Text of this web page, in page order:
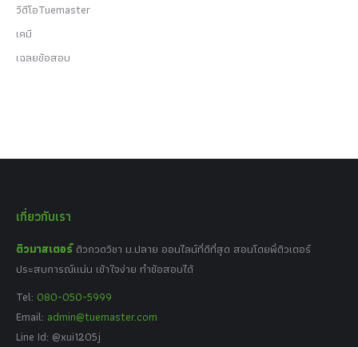
วีดีโอTuemaster
เคมี
เฉลยข้อสอบ
เกี่ยวกับเรา
ติวมาสเตอร์ ติวกวดวิชา ม.ปลาย ออนไลน์ที่ดีที่สุด สอนโดยพี่ติวเตอร์
ประสบการณ์แน่น เข้าใจง่าย ทำข้อสอบได้
Tel: 080-050-5999
Email: admin@tuemaster.com
Line Id: @xui1205j